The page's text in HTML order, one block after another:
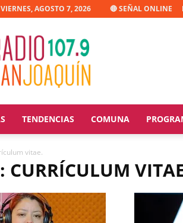
VIERNES, AGOSTO 7, 2026 🔴 SEÑAL ONLINE
Radio
Joaquín
TENDENCIAS COMUNA
vitae.
CURRÍCULUM